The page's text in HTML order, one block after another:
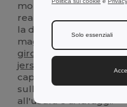
morbidezza e comfort.
realizzato con filato di
la durata delle attività
maglietta a maniche
girocolloa costine 1x1
jersey
capo è rifinito con una
sulle maniche e
all'usura e ai lavaggi.
Solo essenziali